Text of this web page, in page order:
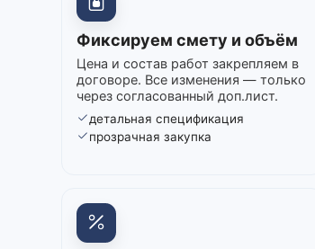
Фиксируем смету и объём
Цена и состав работ закрепляем в
договоре. Все изменения — только
через согласованный доп.лист.
детальная спецификация
прозрачная закупка